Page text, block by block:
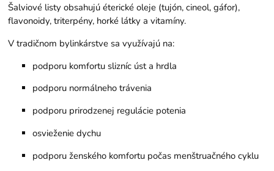
Šalviové listy obsahujú éterické oleje (tujón, cineol, gáfor),
flavonoidy, triterpény, horké látky a vitamíny.
V tradičnom bylinkárstve sa využívajú na:
podporu komfortu slizníc úst a hrdla
podporu normálneho trávenia
podporu prirodzenej regulácie potenia
osvieženie dychu
podporu ženského komfortu počas menštruačného cyklu